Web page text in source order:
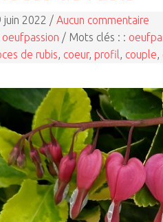
juin 2022 / Aucun commentaire
/ Mots clés : :
de rubis coeur, profil couple